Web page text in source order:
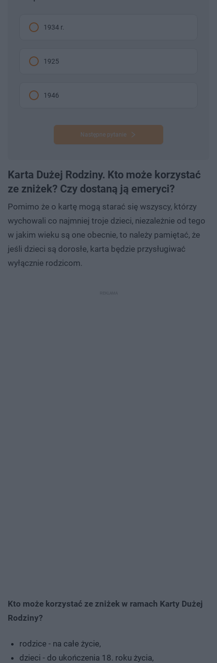
1934 r.
1925
1946
Następne pytanie
Karta Dużej Rodziny. Kto może korzystać
ze zniżek? Czy dostaną ją emeryci?
Pomimo że o kartę mogą starać się wszyscy, którzy
wychowali co najmniej troje dzieci, niezależnie od tego
w jakim wieku są one obecnie, to należy pamiętać, że
jeśli dzieci są dorosłe, karta będzie przysługiwać
wyłącznie rodzicom.
Kto może korzystać ze zniżek w ramach Karty Dużej
Rodziny?
rodzice - na całe życie,
dzieci - do ukończenia 18. roku życia,